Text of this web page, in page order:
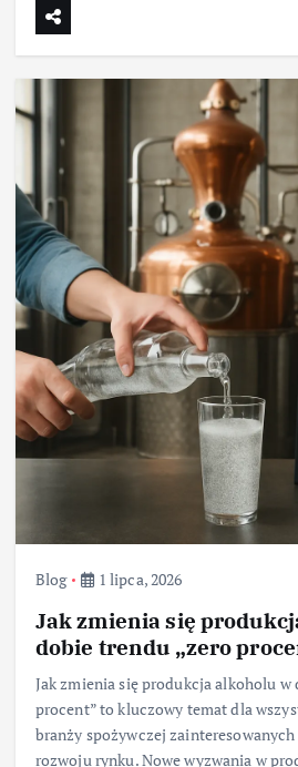
Blog 1 lipca, 2026
Jak zmienia się
dobie trendu „zero
Jak zmienia się produkcja alkoholu w
procent” to kluczowy temat dla
branży spożywczej
rozwoju rynku. Nowe wyzwania w